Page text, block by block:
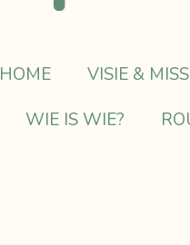
HOME VISIE &
WIE IS WIE?